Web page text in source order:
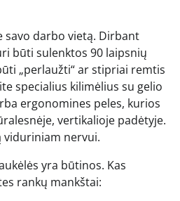
savo darbo vietą. Dirbant
būti sulenktos 90 laipsnių
„perlaužti“ ar stipriai remtis
specialius kilimėlius su gelio
ergonomines peles, kurios
vertikalioje padėtyje.
viduriniam nervui.
yra būtinos. Kas
rankų mankštai: